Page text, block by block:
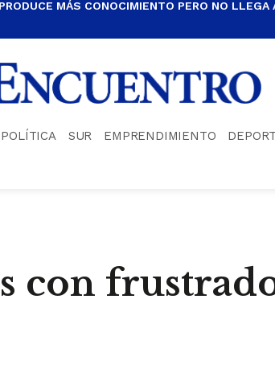
MÁS CONOCIMIENTO PERO NO
POLÍTICA SUR EMPRENDIMIENTO
con